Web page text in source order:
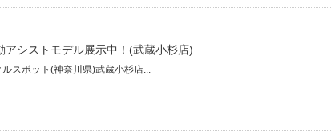
アシストモデル展示中！(武蔵小杉店)
スポット(神奈川県)武蔵小杉店...